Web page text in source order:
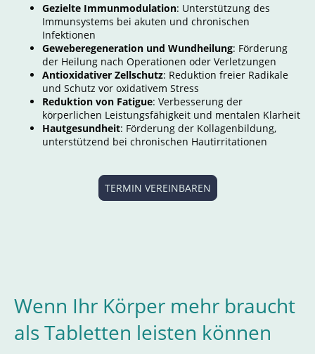
Gezielte Immunmodulation: Unterstützung des
Immunsystems bei akuten und chronischen
Infektionen
Geweberegeneration und Wundheilung: Förderung
der Heilung nach Operationen oder Verletzungen
Antioxidativer Zellschutz: Reduktion freier Radikale
und Schutz vor oxidativem Stress
Reduktion von Fatigue: Verbesserung der
körperlichen Leistungsfähigkeit und mentalen Klarheit
Hautgesundheit: Förderung der Kollagenbildung,
unterstützend bei chronischen Hautirritationen
TERMIN VEREINBAREN
Wenn Ihr Körper mehr braucht
als Tabletten leisten können